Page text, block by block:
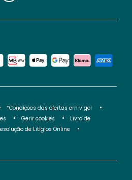
*Condições das ofertas em vigor
Gerir cookies
Livro de
de Litígios Online